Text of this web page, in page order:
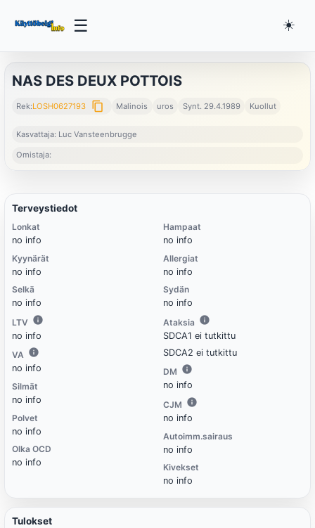
☰ ☀️
NAS DES DEUX POTTOIS
Rek:LOSH0627193 content_copy Malinois uros Synt. 29.4.1989 Kuollut
Kasvattaja: Luc Vansteenbrugge
Omistaja:
Terveystiedot
Lonkat
no info
Kyynärät
no info
Selkä
no info
LTV
no info
VA
no info
Silmät
no info
Polvet
no info
Olka OCD
no info
Hampaat
no info
Allergiat
no info
Sydän
no info
Ataksia
SDCA1 ei tutkittu
SDCA2 ei tutkittu
DM
no info
CJM
no info
Autoimm.sairaus
no info
Kivekset
no info
Tulokset